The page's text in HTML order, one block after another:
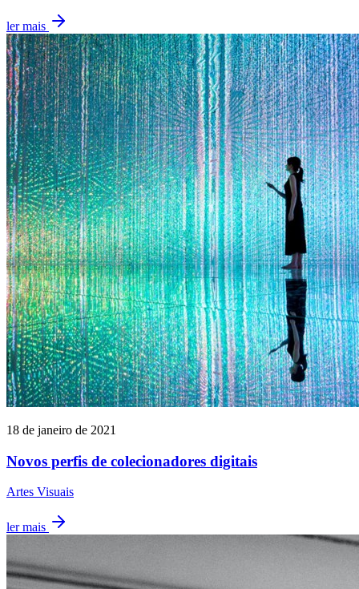
ler mais
18 de janeiro de 2021
Novos perfis de colecionadores digitais
Artes Visuais
ler mais